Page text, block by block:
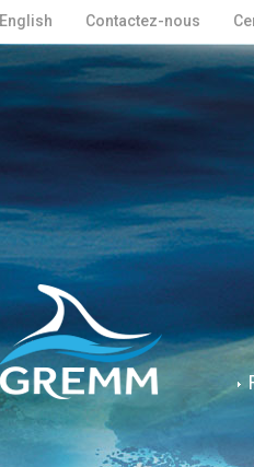
English Contactez-nous